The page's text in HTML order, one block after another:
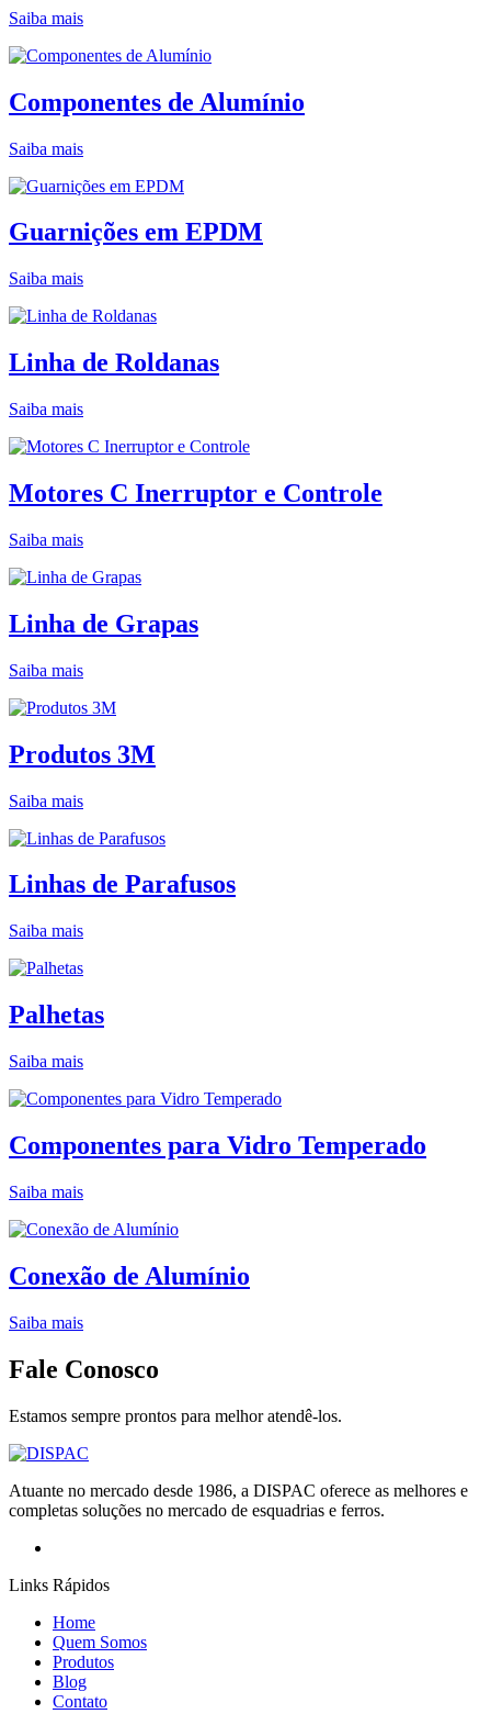
Saiba mais
Componentes de Alumínio
Saiba mais
Guarnições em EPDM
Saiba mais
Linha de Roldanas
Saiba mais
Motores C Inerruptor e Controle
Saiba mais
Linha de Grapas
Saiba mais
Produtos 3M
Saiba mais
Linhas de Parafusos
Saiba mais
Palhetas
Saiba mais
Componentes para Vidro Temperado
Saiba mais
Conexão de Alumínio
Saiba mais
Fale Conosco
Estamos sempre prontos para melhor atendê-los.
Atuante no mercado desde 1986, a DISPAC oferece as melhores e
completas soluções no mercado de esquadrias e ferros.
Links Rápidos
Home
Quem Somos
Produtos
Blog
Contato